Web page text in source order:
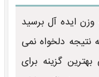
ایده آل برسید
نتیجه دلخواه نمی
گزینه برای